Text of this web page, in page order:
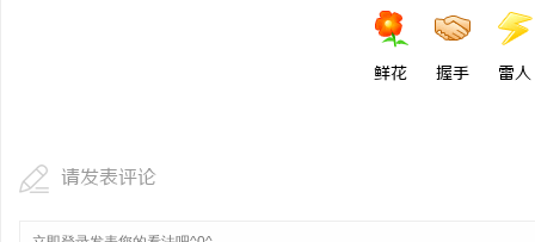
鲜花 握手 雷人
请发表评论